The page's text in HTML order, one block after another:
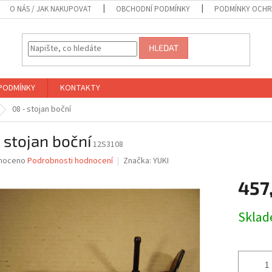
O NÁS / JAK NAKUPOVAT OBCHODNÍ PODMÍNKY PODMÍNKY
HLEDAT
KONTAKTY
08 - stojan boční
boční12S3108
Podrobnosti hodnocení Značka: YUKI
cena: